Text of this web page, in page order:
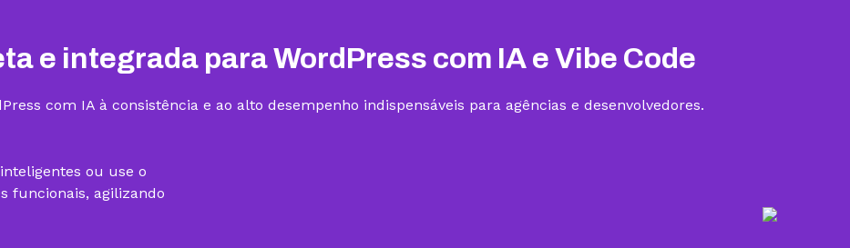
e integrada para WordPress com IA e Vibe Code
com IA à consistência e ao alto desempenho indispensáveis para agências e desenvolvedores.
ou use o
funcionais, agilizando